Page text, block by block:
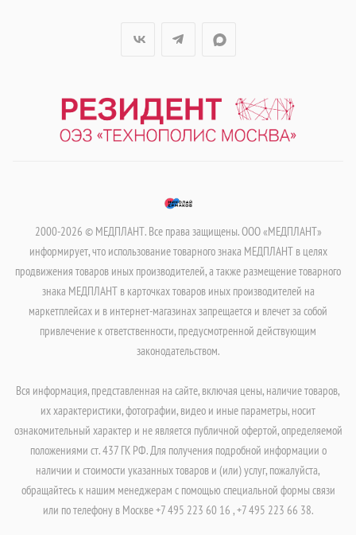
2000-2026 © МЕДПЛАНТ. Все права защищены. ООО «МЕДПЛАНТ»
информирует, что использование товарного знака МЕДПЛАНТ в целях
продвижения товаров иных производителей, а также размещение товарного
знака МЕДПЛАНТ в карточках товаров иных производителей на
маркетплейсах и в интернет-магазинах запрещается и влечет за собой
привлечение к ответственности, предусмотренной действующим
законодательством.
Вся информация, представленная на сайте, включая цены, наличие товаров,
их характеристики, фотографии, видео и иные параметры, носит
ознакомительный характер и не является публичной офертой, определяемой
положениями ст. 437 ГК РФ. Для получения подробной информации о
наличии и стоимости указанных товаров и (или) услуг, пожалуйста,
обращайтесь к нашим менеджерам с помощью специальной формы связи
или по телефону в Москве +7 495 223 60 16 , +7 495 223 66 38.